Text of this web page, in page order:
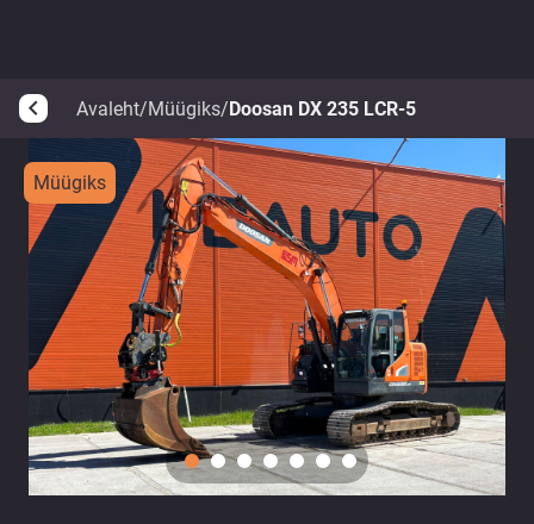
arrow_back_ios Avaleht/Müügiks/Doosan DX 235 LCR-5
Müügiks